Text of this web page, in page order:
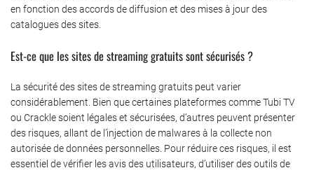
en fonction des accords de diffusion et des mises à jour des
catalogues des sites.
Est-ce que les sites de streaming gratuits sont sécurisés ?
La sécurité des sites de streaming gratuits peut varier
considérablement. Bien que certaines plateformes comme Tubi TV
ou Crackle soient légales et sécurisées, d’autres peuvent présenter
des risques, allant de l’injection de malwares à la collecte non
autorisée de données personnelles. Pour réduire ces risques, il est
essentiel de vérifier les avis des utilisateurs, d’utiliser des outils de